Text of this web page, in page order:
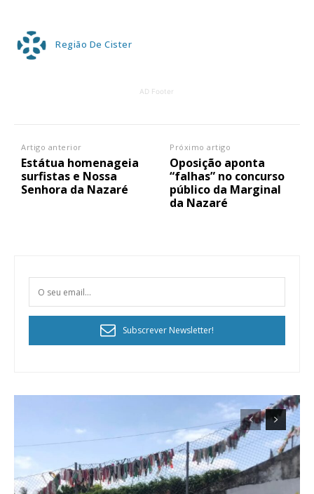
Região De Cister
AD Footer
Artigo anterior
Estátua homenageia
surfistas e Nossa
Senhora da Nazaré
Próximo artigo
Oposição aponta
“falhas” no concurso
público da Marginal
da Nazaré
Subscrever Newsletter!